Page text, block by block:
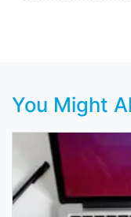
You Might